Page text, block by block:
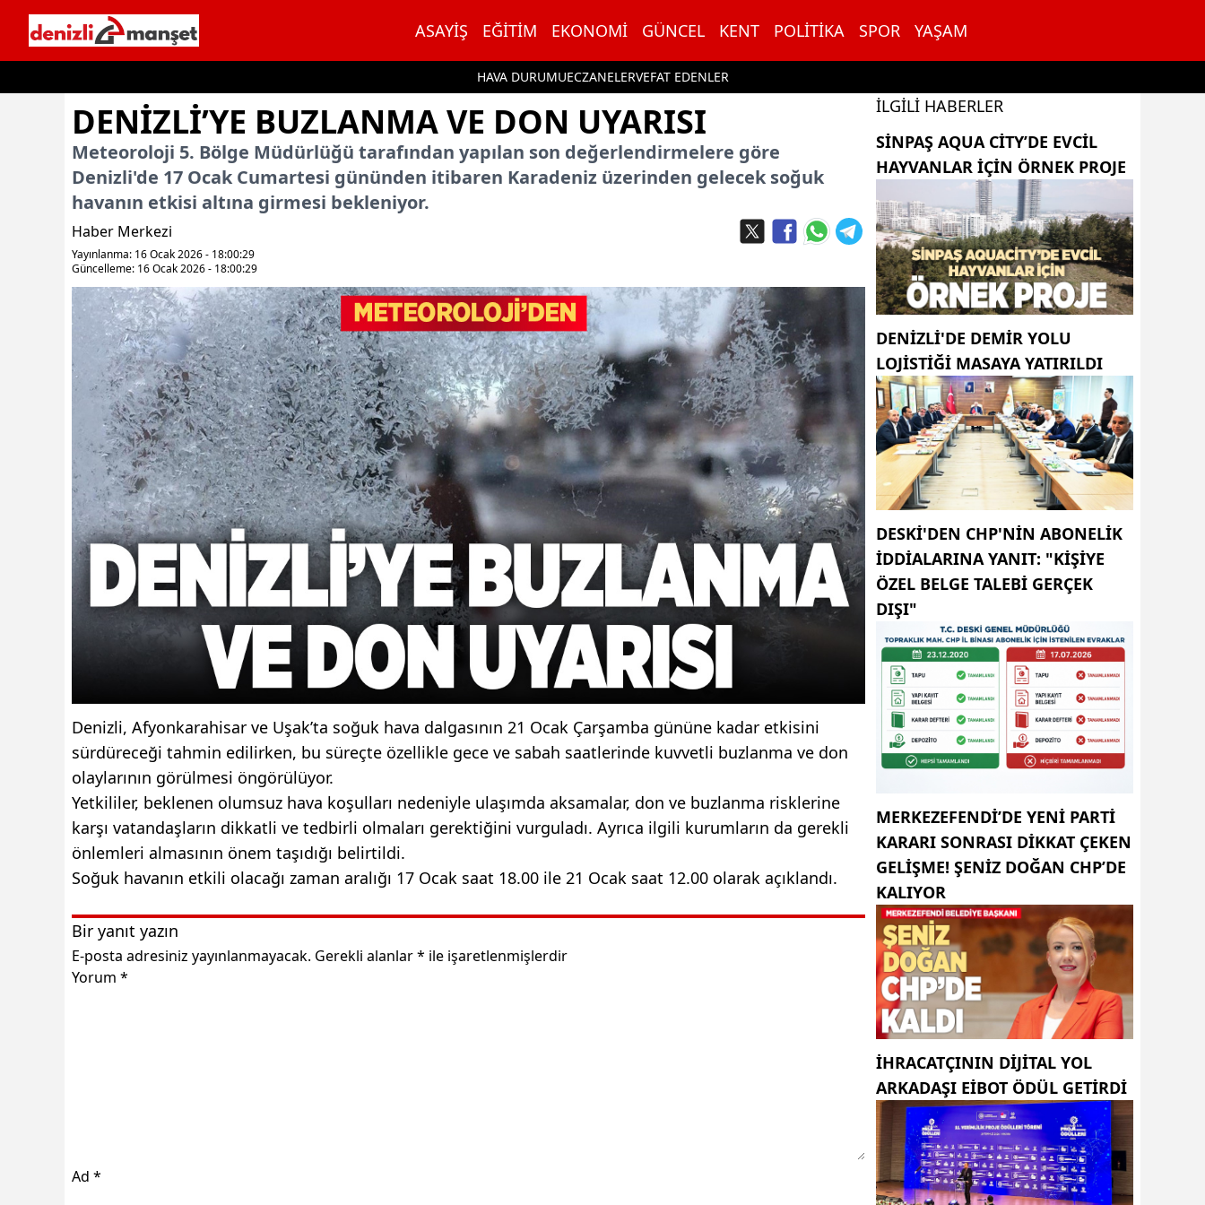
ASAYIŞ EĞITIM EKONOMI GÜNCEL KENT POLITIKA SPOR YAŞAM
HAVA DURUMUECZANELERVEFAT EDENLER
İçeriğe geç
DENIZLI’YE BUZLANMA VE DON UYARISI
Meteoroloji 5. Bölge Müdürlüğü tarafından yapılan son değerlendirmelere göre
Denizli'de 17 Ocak Cumartesi gününden itibaren Karadeniz üzerinden gelecek soğuk
havanın etkisi altına girmesi bekleniyor.
Haber Merkezi
Yayınlanma: 16 Ocak 2026 - 18:00:29
Güncelleme: 16 Ocak 2026 - 18:00:29
Denizli, Afyonkarahisar ve Uşak’ta soğuk hava dalgasının 21 Ocak Çarşamba gününe kadar etkisini
sürdüreceği tahmin edilirken, bu süreçte özellikle gece ve sabah saatlerinde kuvvetli buzlanma ve don
olaylarının görülmesi öngörülüyor.
Yetkililer, beklenen olumsuz hava koşulları nedeniyle ulaşımda aksamalar, don ve buzlanma risklerine
karşı vatandaşların dikkatli ve tedbirli olmaları gerektiğini vurguladı. Ayrıca ilgili kurumların da gerekli
önlemleri almasının önem taşıdığı belirtildi.
Soğuk havanın etkili olacağı zaman aralığı 17 Ocak saat 18.00 ile 21 Ocak saat 12.00 olarak açıklandı.
Bir yanıt yazın
E-posta adresiniz yayınlanmayacak. Gerekli alanlar* ile işaretlenmişlerdir
Yorum *
Ad *
İLGILI HABERLER
SINPAŞ AQUA CITY’DE EVCIL
HAYVANLAR IÇIN ÖRNEK PROJE
DENİZLİ'DE DEMİR YOLU
LOJİSTİĞİ MASAYA YATIRILDI
DESKİ'DEN CHP'NIN ABONELIK
IDDIALARINA YANIT: "KIŞIYE
ÖZEL BELGE TALEBI GERÇEK
DIŞI"
MERKEZEFENDI’DE YENI PARTI
KARARI SONRASI DIKKAT ÇEKEN
GELIŞME! ŞENIZ DOĞAN CHP’DE
KALIYOR
İHRACATÇININ DIJITAL YOL
ARKADAŞI EIBOT ÖDÜL GETIRDI